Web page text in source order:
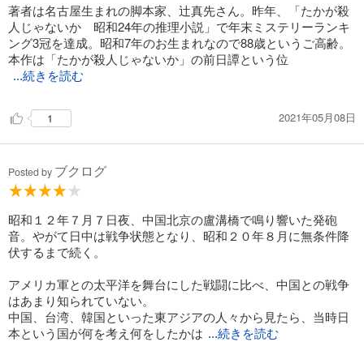
著者は名古屋生まれの脚本家、辻真先さん。昨年、「たかが殺
人じゃないか 昭和24年の推理小説」で年末ミステリーランキ
ング3冠を達成。昭和7年のお生まれなので88歳というご高齢。
本作は「たかが殺人じゃないか」の前日譚という位
...続きを読む
1 2021年05月08日
Posted by ブクログ
昭和１２年７月７日夜、中国北京の盧溝橋で鳴り響いた発砲
音。やがて日中は戦争状態となり、昭和２０年８月に無条件降
伏するまで続く。
アメリカ軍との太平洋を舞台にした戦闘に比べ、中国との戦争
はあまり知られていない。
中国、台湾、韓国といった東アジアの人々から見たら、当時日
本という国が何を考え何をしたかは ...続きを読む